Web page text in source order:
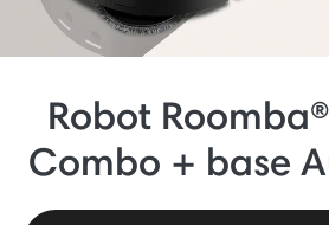
Robot
Combo + base